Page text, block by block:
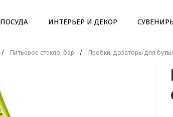
ПОСУДА ИНТЕРЬЕР И ДЕКОР
/ Питьевое стекло, бар / Пробки, дозаторы для